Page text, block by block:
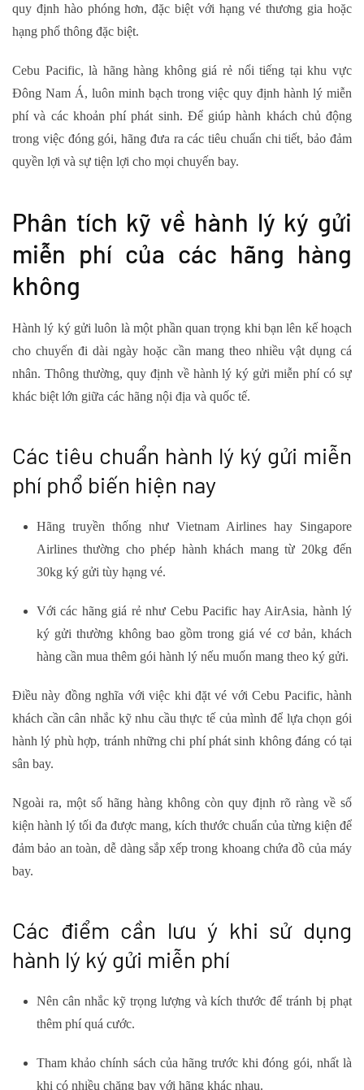
quy định hào phóng hơn, đặc biệt với hạng vé thương gia hoặc
hạng phổ thông đặc biệt.
Cebu Pacific, là hãng hàng không giá rẻ nổi tiếng tại khu vực
Đông Nam Á, luôn minh bạch trong việc quy định hành lý miễn
phí và các khoản phí phát sinh. Để giúp hành khách chủ động
trong việc đóng gói, hãng đưa ra các tiêu chuẩn chi tiết, bảo đảm
quyền lợi và sự tiện lợi cho mọi chuyến bay.
Phân tích kỹ về hành lý ký gửi
miễn phí của các hãng hàng
không
Hành lý ký gửi luôn là một phần quan trọng khi bạn lên kế hoạch
cho chuyến đi dài ngày hoặc cần mang theo nhiều vật dụng cá
nhân. Thông thường, quy định về hành lý ký gửi miễn phí có sự
khác biệt lớn giữa các hãng nội địa và quốc tế.
Các tiêu chuẩn hành lý ký gửi miễn
phí phổ biến hiện nay
Hãng truyền thống như Vietnam Airlines hay Singapore
Airlines thường cho phép hành khách mang từ 20kg đến
30kg ký gửi tùy hạng vé.
Với các hãng giá rẻ như Cebu Pacific hay AirAsia, hành lý
ký gửi thường không bao gồm trong giá vé cơ bản, khách
hàng cần mua thêm gói hành lý nếu muốn mang theo ký gửi.
Điều này đồng nghĩa với việc khi đặt vé với Cebu Pacific, hành
khách cần cân nhắc kỹ nhu cầu thực tế của mình để lựa chọn gói
hành lý phù hợp, tránh những chi phí phát sinh không đáng có tại
sân bay.
Ngoài ra, một số hãng hàng không còn quy định rõ ràng về số
kiện hành lý tối đa được mang, kích thước chuẩn của từng kiện để
đảm bảo an toàn, dễ dàng sắp xếp trong khoang chứa đồ của máy
bay.
Các điểm cần lưu ý khi sử dụng
hành lý ký gửi miễn phí
Nên cân nhắc kỹ trọng lượng và kích thước để tránh bị phạt
thêm phí quá cước.
Tham khảo chính sách của hãng trước khi đóng gói, nhất là
khi có nhiều chặng bay với hãng khác nhau.